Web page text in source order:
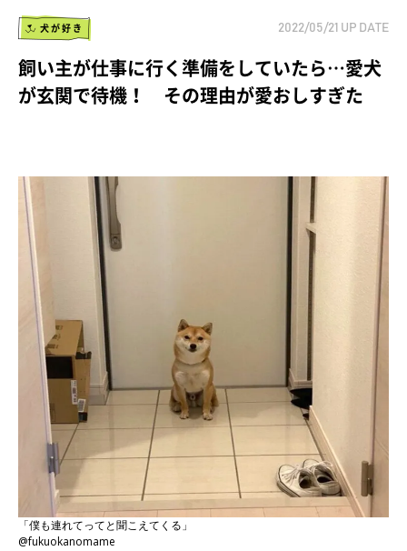
犬が好き 2022/05/21 UP DATE
飼い主が仕事に行く準備をしていたら…愛犬
が玄関で待機！ その理由が愛おしすぎた
「僕も連れてってと聞こえてくる」
@fukuokanomame